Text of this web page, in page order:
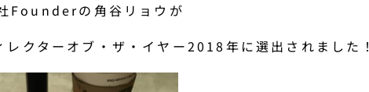
Founderの角谷リョウが
レクターオブ・ザ・イヤー2018年に選出されました！